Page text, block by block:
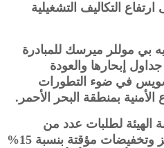
ارتفاع التكاليف التشغيلية
بي موللر ميرسك للمبادرة
إبحارها والعودة
في ضوء التطورات
الأمنية بمنطقة البحر الأحمر.
الهيئة لطلبات عدد من
الخطوط الملاحية بمنح حوافز وتخفيضات مؤقتة بنسبة 15%